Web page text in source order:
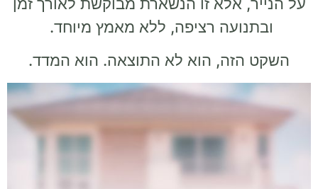
ובתנועה רציפה, ללא מאמץ מיוחד.
השקט הזה, הוא לא התוצאה. הוא המדד.